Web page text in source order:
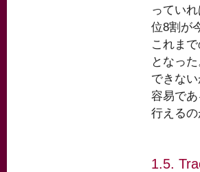
ってい
位8割が
これま
となっ
できな
容易で
行える
1.5.